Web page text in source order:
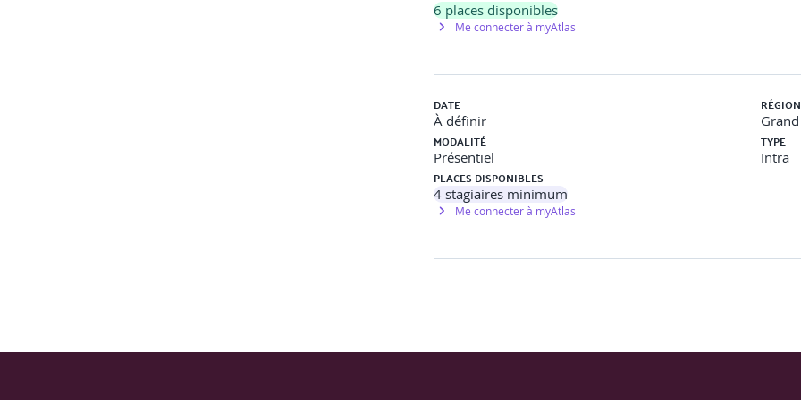
Gestion des justifications et des niveaux de poutre (arasé supérieur/inférieur).
Introduction à l'utilisation des assemblages paramétriques (platines, goussets, boulons).
Créer la structure du R+1 en utilisant des poutres en acier IPE. Mettre en place un système de
6 places disponibles
Me connecter à myAtlas
DATE
À définir
MODALITÉ
Présentiel
TYPE
Intra
PLACES DISPONIBLES
4stagiaires minimum
Me connecter à myAtlas